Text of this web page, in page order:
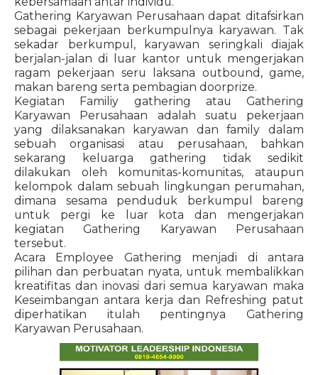
Gathering Karyawan Perusahaan dapat ditafsirkan
sebagai pekerjaan berkumpulnya karyawan. Tak
sekadar berkumpul, karyawan seringkali diajak
berjalan-jalan di luar kantor untuk mengerjakan
ragam pekerjaan seru laksana outbound, game,
makan bareng serta pembagian doorprize.
Kegiatan Familiy gathering atau Gathering
Karyawan Perusahaan adalah suatu pekerjaan
yang dilaksanakan karyawan dan family dalam
sebuah organisasi atau perusahaan, bahkan
sekarang keluarga gathering tidak sedikit
dilakukan oleh komunitas-komunitas, ataupun
kelompok dalam sebuah lingkungan perumahan,
dimana sesama penduduk berkumpul bareng
untuk pergi ke luar kota dan mengerjakan
kegiatan Gathering Karyawan Perusahaan
tersebut.
Acara Employee Gathering menjadi di antara
pilihan dan perbuatan nyata, untuk membalikkan
kreatifitas dan inovasi dari semua karyawan maka
Keseimbangan antara kerja dan Refreshing patut
diperhatikan itulah pentingnya Gathering
Karyawan Perusahaan.